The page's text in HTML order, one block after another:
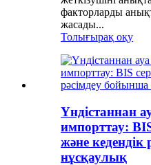
факторларды
жасады...
Толығырақ оқу
Үндістаннан
импорттау:
және
нұсқаулық